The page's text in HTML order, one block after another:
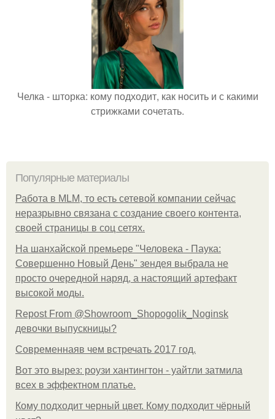
Челка - шторка: кому подходит, как носить и с какими
стрижками сочетать.
Популярные материалы
Работа в MLM, то есть сетевой компании сейчас
неразрывно связана с создание своего контента,
своей страницы в соц сетях.
На шанхайской премьере "Человека - Паука:
Совершенно Новый День" зендея выбрала не
просто очередной наряд, а настоящий артефакт
высокой моды.
Repost From @Showroom_Shopogolik_Noginsk
девочки выпускницы?
Современнаяв чем встречать 2017 год.
Вот это вырез: роузи хантингтон - уайтли затмила
всех в эффектном платьe.
Кому подходит черный цвет. Кому подходит чёрный